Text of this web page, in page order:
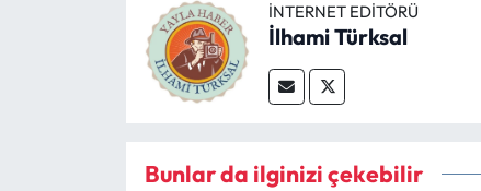
İNTERNET EDITÖRÜ
İlhami Türksal
Bunlar da ilginizi çekebilir